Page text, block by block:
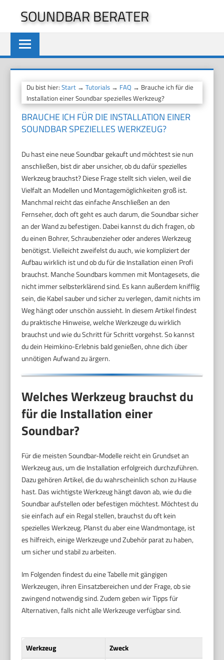
springen
SOUNDBAR BERATER
Du bist hier:Start →Tutorials → FAQ → Brauche ich für die
Installation einer Soundbar spezielles Werkzeug?
BRAUCHE ICH FÜR DIE INSTALLATION EINER
SOUNDBAR SPEZIELLES WERKZEUG?
Du hast eine neue Soundbar gekauft und möchtest sie nun
anschließen, bist dir aber unsicher, ob du dafür spezielles
Werkzeug brauchst? Diese Frage stellt sich vielen, weil die
Vielfalt an Modellen und Montagemöglichkeiten groß ist.
Manchmal reicht das einfache Anschließen an den
Fernseher, doch oft geht es auch darum, die Soundbar sicher
an der Wand zu befestigen. Dabei kannst du dich fragen, ob
du einen Bohrer, Schraubenzieher oder anderes Werkzeug
benötigst. Vielleicht zweifelst du auch, wie kompliziert der
Aufbau wirklich ist und ob du für die Installation einen Profi
brauchst. Manche Soundbars kommen mit Montagesets, die
nicht immer selbsterklärend sind. Es kann außerdem knifflig
sein, die Kabel sauber und sicher zu verlegen, damit nichts im
Weg hängt oder unschön aussieht. In diesem Artikel findest
du praktische Hinweise, welche Werkzeuge du wirklich
brauchst und wie du Schritt für Schritt vorgehst. So kannst
du dein Heimkino-Erlebnis bald genießen, ohne dich über
unnötigen Aufwand zu ärgern.
Welches Werkzeug brauchst du
für die Installation einer
Soundbar?
Für die meisten Soundbar-Modelle reicht ein Grundset an
Werkzeug aus, um die Installation erfolgreich durchzuführen.
Dazu gehören Artikel, die du wahrscheinlich schon zu Hause
hast. Das wichtigste Werkzeug hängt davon ab, wie du die
Soundbar aufstellen oder befestigen möchtest. Möchtest du
sie einfach auf ein Regal stellen, brauchst du oft kein
spezielles Werkzeug. Planst du aber eine Wandmontage, ist
es hilfreich, einige Werkzeuge und Zubehör parat zu haben,
um sicher und stabil zu arbeiten.
Im Folgenden findest du eine Tabelle mit gängigen
Werkzeugen, ihren Einsatzbereichen und der Frage, ob sie
zwingend notwendig sind. Zudem geben wir Tipps für
Alternativen, falls nicht alle Werkzeuge verfügbar sind.
Werkzeug
Zweck